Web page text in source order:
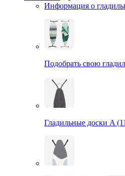
Информация о
Подобрать свою
Гладильные доски A